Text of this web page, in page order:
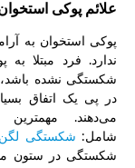
علائم پوکی
پوکی استخوان به
ندارد. فرد مبتلا
شکستگی نشده باشد،
در پی یک اتفاق
می‌دهند.
شامل: شکستگی لگن
شکستگی در ستون